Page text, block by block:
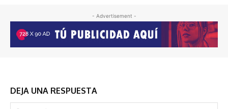
- Advertisement -
DEJA UNA RESPUESTA